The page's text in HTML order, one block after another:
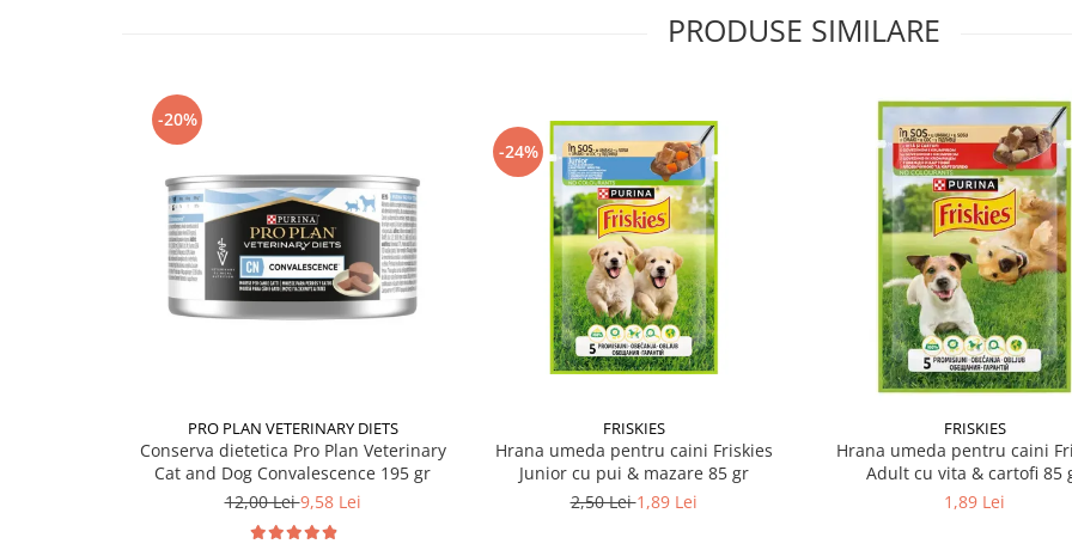
PRODUSE SIMILARE
-20%
PRO PLAN VETERINARY DIETS
Conserva dietetica Pro Plan Veterinary
Cat and Dog Convalescence 195 gr
12,00 Lei9,58 Lei
-24%
FRISKIES
Hrana umeda pentru caini Friskies
Junior cu pui & mazare 85 gr
2,50 Lei1,89 Lei
FRISKIES
Hrana umeda pentru caini
Adult cu vita & cartofi 85
1,89 Lei